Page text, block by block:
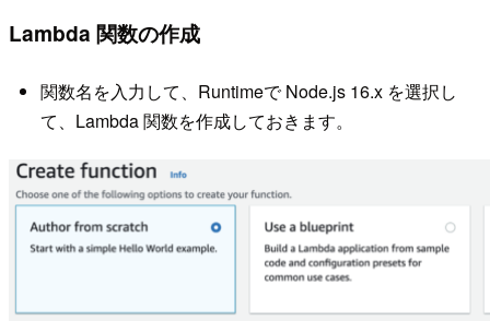
Lambda 関数の作成
関数名を入力して、Runtimeで Node.js 16.x を選択し
て、Lambda 関数を作成しておきます。